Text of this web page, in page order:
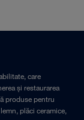
care
și restaurarea
produse pentru
plăci ceramice,